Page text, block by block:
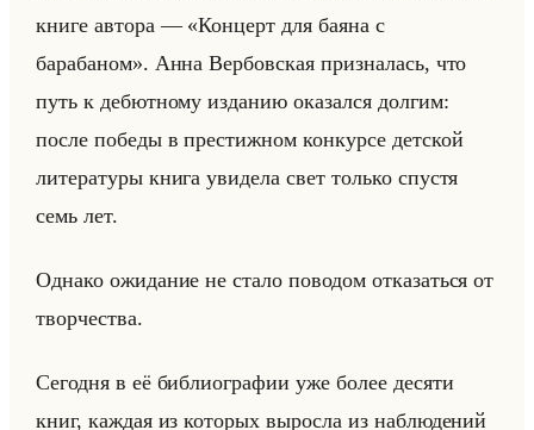
книге ав­то­ра — «Концерт для баяна с
барабаном». Анна Вер­бов­ская при­зна­лась, что
путь к де­бют­но­му из­да­нию ока­зал­ся дол­гим:
после по­бе­ды в пре­стиж­ном кон­кур­се дет­ской
ли­те­ра­ту­ры книга уви­де­ла свет только спу­стя
семь лет.
Од­на­ко ожи­да­ние не стало по­во­дом от­ка­заться от
твор­че­ства.
Се­год­ня в её биб­лио­гра­фии уже более де­ся­ти
книг, каж­дая из ко­то­рых вы­рос­ла из на­блю­де­ний